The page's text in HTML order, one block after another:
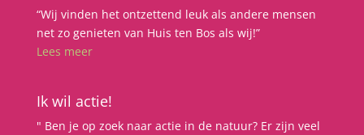
“Wij vinden het ontzettend leuk als andere mensen
net zo genieten van Huis ten Bos als wij!”
Lees meer
Ik wil actie!
" Ben je op zoek naar actie in de natuur? Er zijn veel